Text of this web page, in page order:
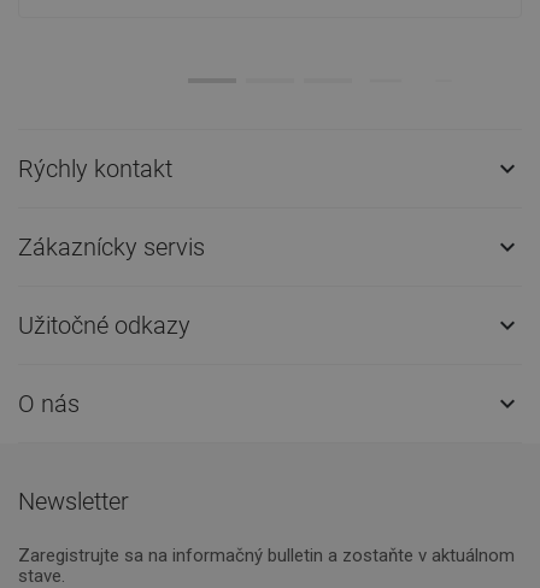
Rýchly kontakt 
Zákaznícky servis 
Užitočné odkazy 
O nás 
Newsletter
Zaregistrujte sa na informačný bulletin a zostaňte v aktuálnom
stave.